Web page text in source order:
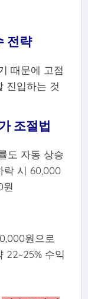
전략
때문에 고점
진입하는 것
조절법
도 자동 상승
락 시 60,000
원
원으로
22~25% 수익